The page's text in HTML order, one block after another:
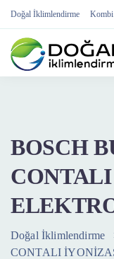
Doğal İklimlendirme Kombi
BOSCH
Doğal İklimlendirme
CONTALI